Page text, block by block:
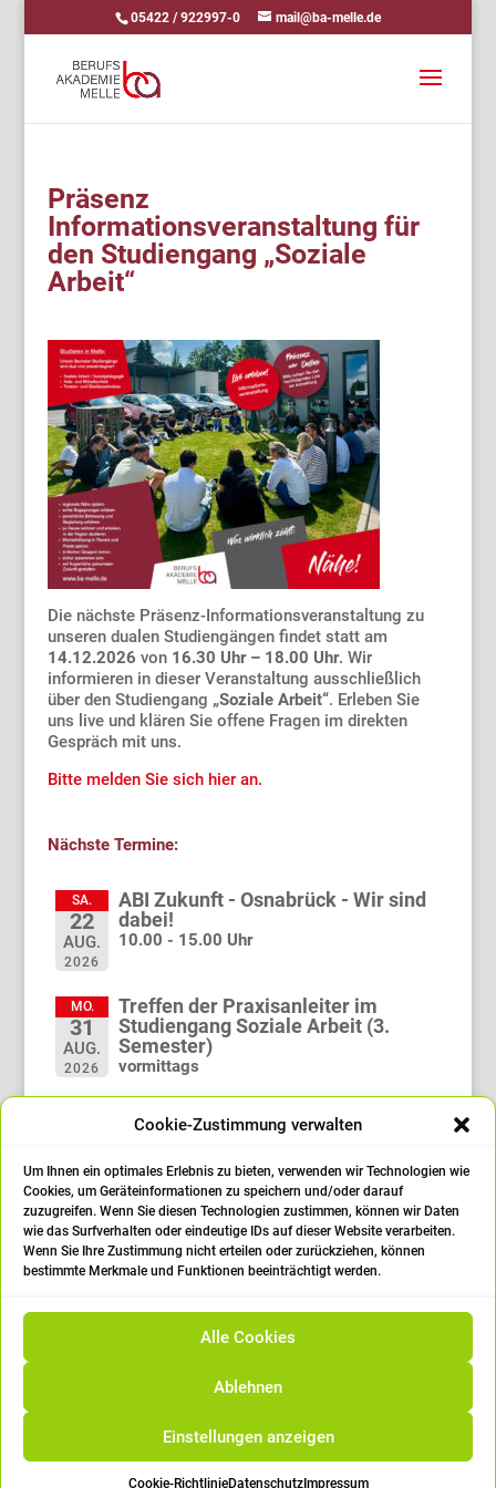
Cookie-Zustimmung verwalten
Um Ihnen ein optimales Erlebnis zu bieten, verwenden wir Technologien wie
Cookies, um Geräteinformationen zu speichern und/oder darauf
zuzugreifen. Wenn Sie diesen Technologien zustimmen, können wir Daten
wie das Surfverhalten oder eindeutige IDs auf dieser Website verarbeiten.
Wenn Sie Ihre Zustimmung nicht erteilen oder zurückziehen, können
bestimmte Merkmale und Funktionen beeinträchtigt werden.
Alle Cookies
Ablehnen
Einstellungen anzeigen
Cookie-RichtlinieDatenschutzImpressum
05422 / 922997-0 mail@ba-melle.de
Präsenz
Informationsveranstaltung für
den Studiengang „Soziale
Arbeit“
Die nächste Präsenz-Informationsveranstaltung zu
unseren dualen Studiengängen findet statt am
14.12.2026 von 16.30 Uhr – 18.00 Uhr. Wir
informieren in dieser Veranstaltung ausschließlich
über den Studiengang „Soziale Arbeit“. Erleben Sie
uns live und klären Sie offene Fragen im direkten
Gespräch mit uns.
Bitte melden Sie sich hier an.
Nächste Termine:
SA.
22
AUG.
2026
ABI Zukunft - Osnabrück - Wir sind
dabei!
10.00 - 15.00 Uhr
MO.
31
AUG.
2026
Treffen der Praxisanleiter im
Studiengang Soziale Arbeit (3.
Semester)
vormittags
2026
Treffen der Praxisanleiter im
Studiengang Soziale Arbeit (1.
vormittags
FR.
25
SEP.
Abschlussfeier
14:00 Uhr
|Impressum|Datenschutz|Cookie
Richtlinien/Einstellungen